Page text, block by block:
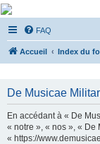
De Musicae
Forums
Forums de discussions
FAQ
Accueil Index du
De Musicae
En accédant à « De
« notre », « nos », « De
« https://